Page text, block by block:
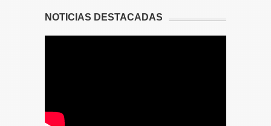
NOTICIAS DESTACADAS